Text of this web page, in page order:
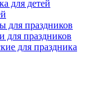
для детей
для праздников
для праздников
для праздника